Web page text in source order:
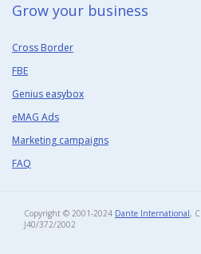
Grow your business​
Cross Border
FBE
Genius easybox
eMAG Ads
Marketing campaigns
FAQ
Copyright © 2001-2024 Dante International,
J40/372/2002​